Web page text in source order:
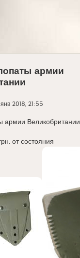
армии
2018, 21:55
армии Великобритании
от состояния